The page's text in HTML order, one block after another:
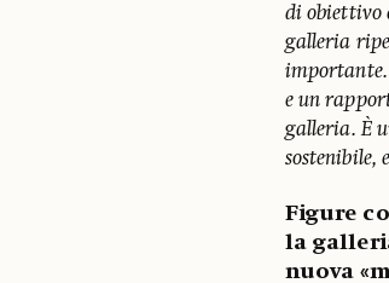
di obiettivo
galleria
importante.
e un
galleria. È
sostenibile,
Figure
la
nuova